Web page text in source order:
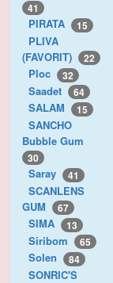
41
PIRATA 15
PLIVA
(FAVORIT)
22
Ploc 32
Saadet 64
SALAM 15
SANCHO
Bubble Gum
30
Saray 41
SCANLENS
GUM
67
SIMA 13
Siribom 65
Solen 84
SONRIC'S